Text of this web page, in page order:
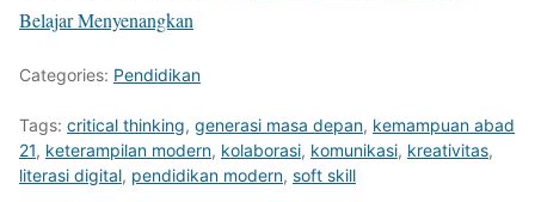
Belajar Menyenangkan
Categories: Pendidikan
Tags: critical thinking, generasi masa depan, kemampuan abad
21, keterampilan modern, kolaborasi, komunikasi, kreativitas,
literasi digital, pendidikan modern, soft skill